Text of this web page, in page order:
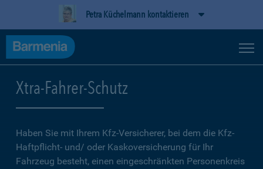
Petra Küchelmann kontaktieren
Xtra-Fahrer-Schutz
Haben Sie mit Ihrem Kfz-Versicherer, bei dem die Kfz-
Haftpflicht- und/ oder Kaskoversicherung für Ihr
Fahrzeug besteht, einen eingeschränkten Personenkreis